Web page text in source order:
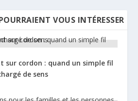
VOUS INTÉRESSER
sur cordon : quand un simple fil
de sens